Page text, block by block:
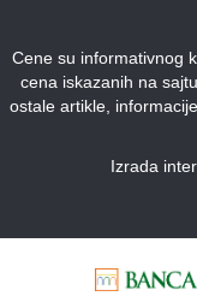
Cene su informativnog
cena iskazanih na
ostale artikle,
Izrada